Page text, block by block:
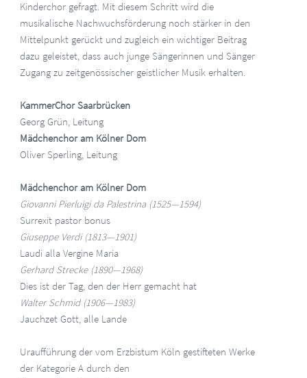
Kinderchor gefragt. Mit diesem Schritt wird die
musikalische Nachwuchsförderung noch stärker in den
Mittelpunkt gerückt und zugleich ein wichtiger Beitrag
dazu geleistet, dass auch junge Sängerinnen und Sänger
Zugang zu zeitgenössischer geistlicher Musik erhalten.
KammerChor Saarbrücken
Georg Grün, Leitung
Mädchenchor am Kölner Dom
Oliver Sperling, Leitung
Mädchenchor am Kölner Dom
Giovanni Pierluigi da Palestrina (1525—1594)
Surrexit pastor bonus
Giuseppe Verdi (1813—1901)
Laudi alla Vergine Maria
Gerhard Strecke (1890—1968)
Dies ist der Tag, den der Herr gemacht hat
Walter Schmid (1906—1983)
Jauchzet Gott, alle Lande
Uraufführung der vom Erzbistum Köln gestifteten Werke
der Kategorie A durch den